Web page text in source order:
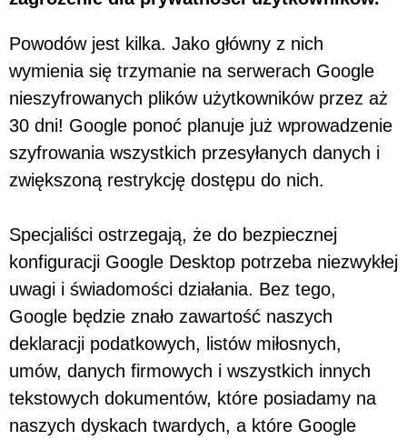
Powodów jest kilka. Jako główny z nich
wymienia się trzymanie na serwerach Google
nieszyfrowanych plików użytkowników przez aż
30 dni! Google ponoć planuje już wprowadzenie
szyfrowania wszystkich przesyłanych danych i
zwiększoną restrykcję dostępu do nich.
Specjaliści ostrzegają, że do bezpiecznej
konfiguracji Google Desktop potrzeba niezwykłej
uwagi i świadomości działania. Bez tego,
Google będzie znało zawartość naszych
deklaracji podatkowych, listów miłosnych,
umów, danych firmowych i wszystkich innych
tekstowych dokumentów, które posiadamy na
naszych dyskach twardych, a które Google